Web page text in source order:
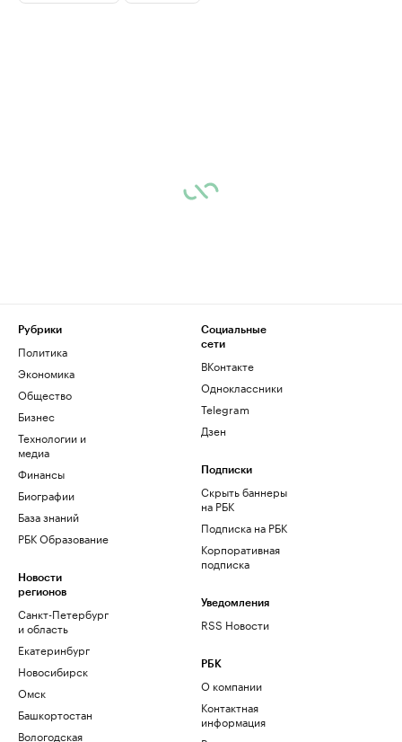
Рубрики
Политика
Экономика
Общество
Бизнес
Технологии и
медиа
Финансы
Биографии
База знаний
РБК Образование
Новости
регионов
Санкт-Петербург
и область
Екатеринбург
Новосибирск
Омск
Башкортостан
Вологодская
Социальные
сети
ВКонтакте
Одноклассники
Telegram
Дзен
Подписки
Скрыть баннеры
на РБК
Подписка на РБК
Корпоративная
подписка
Уведомления
RSS Новости
РБК
О компании
Контактная
информация